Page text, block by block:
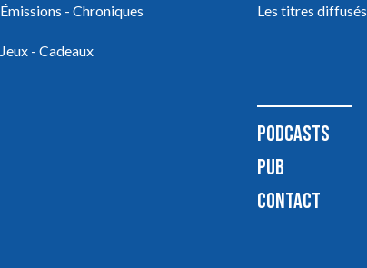
Émissions - Chroniques
Jeux - Cadeaux
Les titres diffusés
PODCASTS
PUB
CONTACT